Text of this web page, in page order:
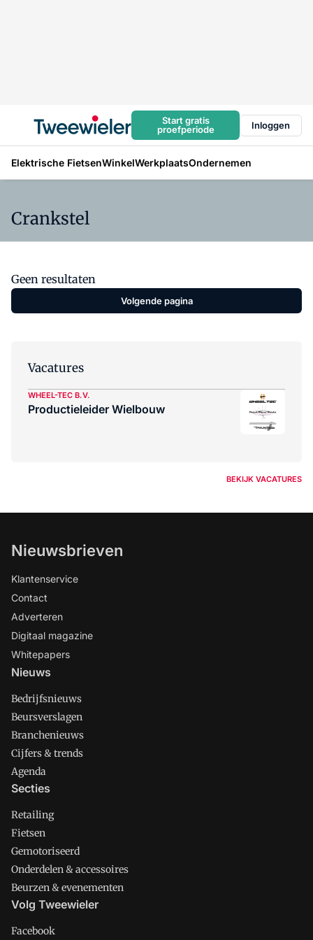
Start gratis
proefperiode
Inloggen
Elektrische FietsenWinkelWerkplaatsOndernemen
Crankstel
Geen resultaten
Volgende pagina
Vacatures
WHEEL-TEC B.V.
Productieleider Wielbouw
BEKIJK VACATURES
Nieuwsbrieven
Klantenservice
Contact
Adverteren
Digitaal magazine
Whitepapers
Nieuws
Bedrijfsnieuws
Beursverslagen
Branchenieuws
Cijfers & trends
Agenda
Secties
Retailing
Fietsen
Gemotoriseerd
Onderdelen & accessoires
Beurzen & evenementen
Volg Tweewieler
Facebook